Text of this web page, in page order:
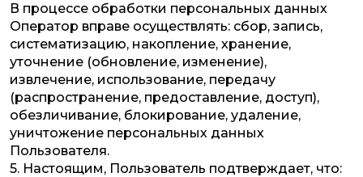
В процессе обработки персональных данных
Оператор вправе осуществлять: сбор, запись,
систематизацию, накопление, хранение,
уточнение (обновление, изменение),
извлечение, использование, передачу
(распространение, предоставление, доступ),
обезличивание, блокирование, удаление,
уничтожение персональных данных
Пользователя.
5. Настоящим, Пользователь подтверждает, что: